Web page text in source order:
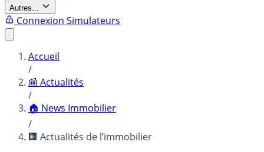
Autres...
Connexion Simulateurs
Accueil
/
📰 Actualités
/
🏠 News Immobilier
/
🏢 Actualités de l’immobilier